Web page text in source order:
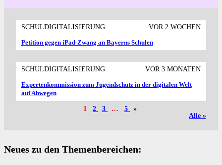
SCHULDIGITALISIERUNG VOR 2 WOCHEN
Petition gegen iPad-Zwang an Bayerns Schulen
SCHULDIGITALISIERUNG VOR 3 MONATEN
Expertenkommission zum Jugendschutz in der digitalen Welt
auf Abwegen
1 2 3 … 5
»
Alle »
Neues zu den Themenbereichen: